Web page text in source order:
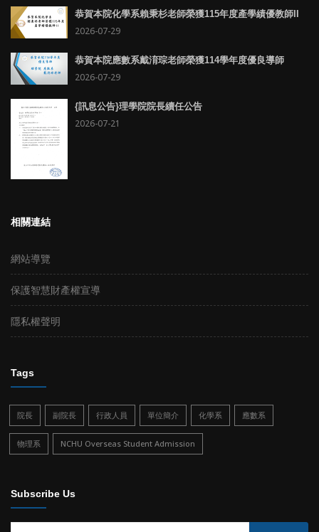
恭賀本院化學系賴秉杉老師榮獲115年度產學績優教師II
2026-07-29
恭賀本院應數系戴淯琮老師榮獲114學年度優良導師
2026-07-29
{訊息公告}理學院院長續任公告
2026-07-21
相關連結
網站導覽
保護智慧財產權宣導
隱私權聲明
Tags
院長 副院長 行政人員 單位簡介 化學系 應數系
物理系 NCHU Overseas Student Admission
Subscribe Us